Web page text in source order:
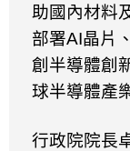
助國內材料
部署AI晶片
創半導體創
球半導體產
行政院院長